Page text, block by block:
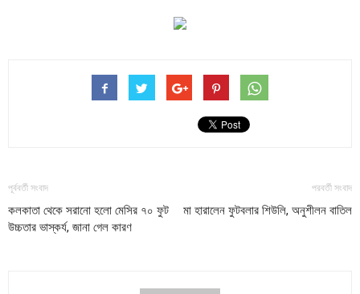
পূর্ববর্তী সংবাদ
কলকাতা থেকে সরানো হলো মেসির ৭০ ফুট
উচ্চতার ভাস্কর্য, জানা গেল কারণ
পরবর্তী সংবাদ
মা হারালেন ফুটবলার শিউলি, অনুশীলন বাতিল